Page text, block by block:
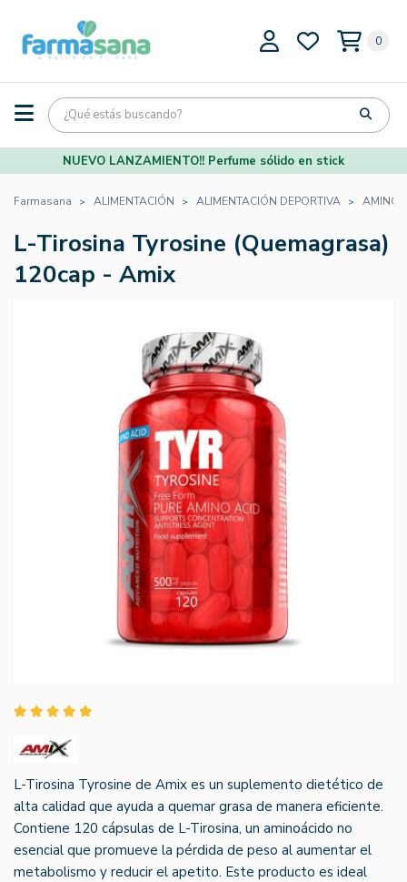
0
NUEVO LANZAMIENTO!! Perfume sólido en stick
Farmasana ALIMENTACIÓN ALIMENTACIÓN DEPORTIVA
L-Tirosina Tyrosine (Quemagrasa)
120cap - Amix
L-Tirosina Tyrosine de Amix es un suplemento dietético de
alta calidad que ayuda a quemar grasa de manera eficiente.
Contiene 120 cápsulas de L-Tirosina, un aminoácido no
esencial que promueve la pérdida de peso al aumentar el
metabolismo y reducir el apetito. Este producto es ideal